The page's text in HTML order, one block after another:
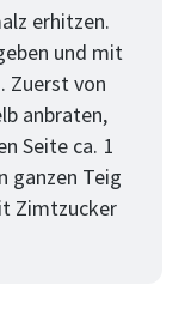
erhitzen.
und mit
Zuerst von
anbraten,
Seite ca. 1
ganzen Teig
Zimtzucker